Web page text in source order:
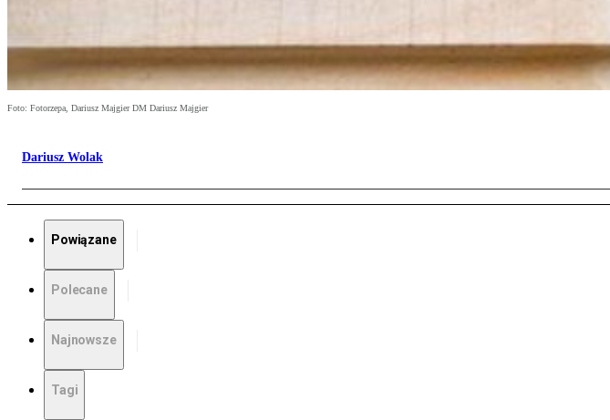
Foto: Fotorzepa, Dariusz Majgier DM Dariusz Majgier
Dariusz Wolak
Powiązane
Polecane
Najnowsze
Tagi